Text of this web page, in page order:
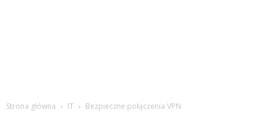
Strona główna IT Bezpieczne połączenia VPN